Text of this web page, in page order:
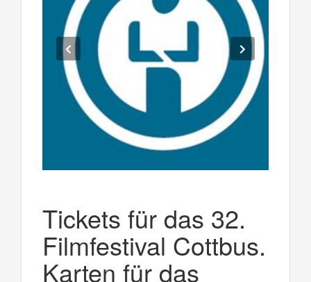
Tickets für das 32.
Filmfestival Cottbus.
Karten für das